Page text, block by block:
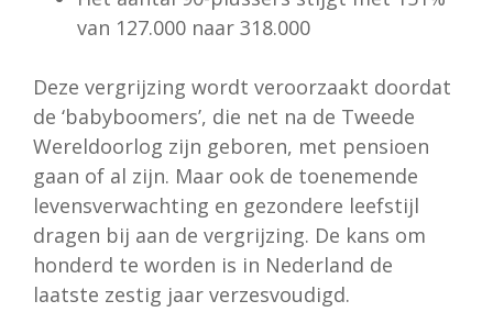
van 127.000 naar 318.000
Deze vergrijzing wordt veroorzaakt doordat
de ‘babyboomers’, die net na de Tweede
Wereldoorlog zijn geboren, met pensioen
gaan of al zijn. Maar ook de toenemende
levensverwachting en gezondere leefstijl
dragen bij aan de vergrijzing. De kans om
honderd te worden is in Nederland de
laatste zestig jaar verzesvoudigd.